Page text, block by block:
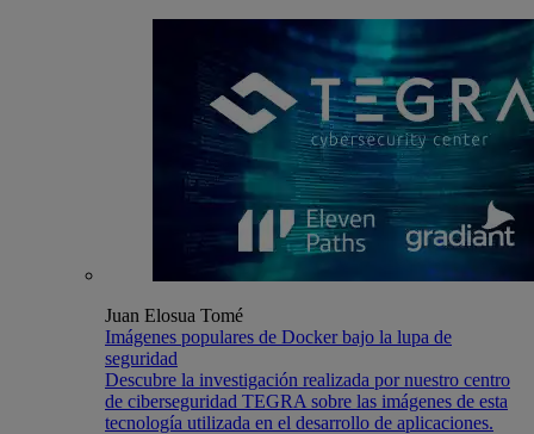
Juan Elosua Tomé
Imágenes populares de Docker bajo la lupa de
seguridad
Descubre la investigación realizada por nuestro centro
de ciberseguridad TEGRA sobre las imágenes de esta
tecnología utilizada en el desarrollo de aplicaciones.